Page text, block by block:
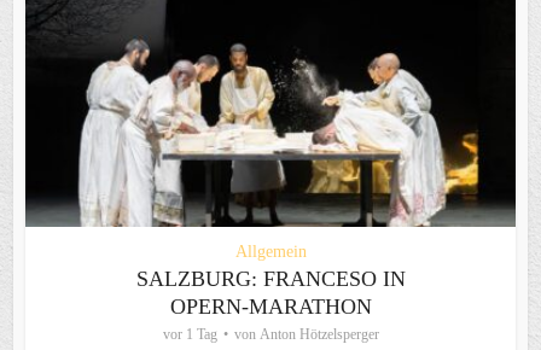
Allgemein
SALZBURG: FRANCESO IN
OPERN-MARATHON
vor 1 Tag von Anton Hötzelsperger